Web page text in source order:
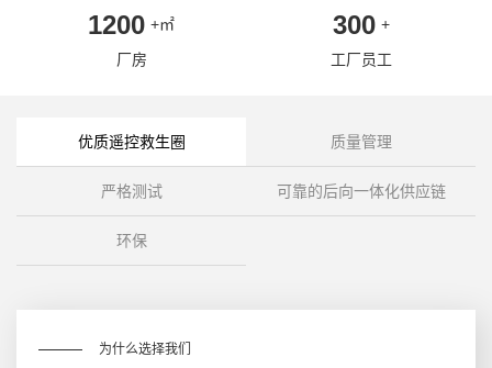
1200 +㎡
厂房
300 +
工厂员工
优质遥控救生圈 质量管理
严格测试 可靠的后向一体化供应链
环保
为什么选择我们